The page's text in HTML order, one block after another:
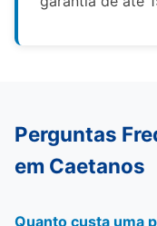
Perguntas
em Caetanos
Quanto custa uma